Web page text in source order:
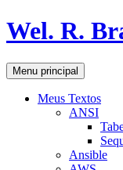
Pular
para
conteúdo
Wel. R.
Pesquisar
Menu principal
Meus Textos
ANSI
Ansible